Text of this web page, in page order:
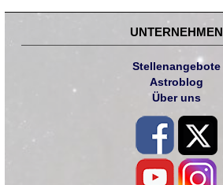
UNTERNEHMEN
Stellenangebote
Astroblog
Über uns